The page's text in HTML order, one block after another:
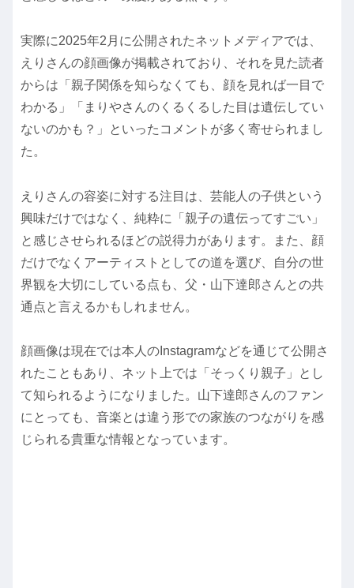
実際に2025年2月に公開されたネットメディアでは、
えりさんの顔画像が掲載されており、それを見た読者
からは「親子関係を知らなくても、顔を見れば一目で
わかる」「まりやさんのくるくるした目は遺伝してい
ないのかも？」といったコメントが多く寄せられまし
た。
えりさんの容姿に対する注目は、芸能人の子供という
興味だけではなく、純粋に「親子の遺伝ってすごい」
と感じさせられるほどの説得力があります。また、顔
だけでなくアーティストとしての道を選び、自分の世
界観を大切にしている点も、父・山下達郎さんとの共
通点と言えるかもしれません。
顔画像は現在では本人のInstagramなどを通じて公開さ
れたこともあり、ネット上では「そっくり親子」とし
て知られるようになりました。山下達郎さんのファン
にとっても、音楽とは違う形での家族のつながりを感
じられる貴重な情報となっています。